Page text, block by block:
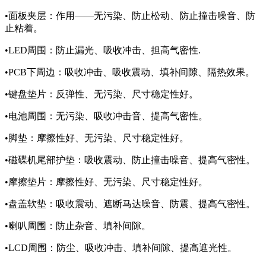
•面板夹层：作用——无污染、防止松动、防止撞击噪音、防
止粘着。
•LED周围：防止漏光、吸收冲击、担高气密性.
•PCB下周边：吸收冲击、吸收震动、填补间隙、隔热效果。
•键盘垫片：反弹性、无污染、尺寸稳定性好。
•电池周围：无污染、吸收冲击音、提高气密性。
•脚垫：摩擦性好、无污染、尺寸稳定性好。
•磁碟机尾部护垫：吸收震动、防止撞击噪音、提高气密性。
•摩擦垫片：摩擦性好、无污染、尺寸稳定性好。
•盘盖软垫：吸收震动、遮断马达噪音、防震、提高气密性。
•喇叭周围：防止杂音、填补间隙。
•LCD周围：防尘、吸收冲击、填补间隙、提高遮光性。